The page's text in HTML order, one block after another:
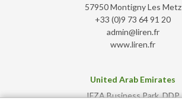
57950 Montigny Les Metz
+33 (0)9 73 64 91 20
admin@liren.fr
www.liren.fr
United Arab Emirates
IFZA Business Park, DDP